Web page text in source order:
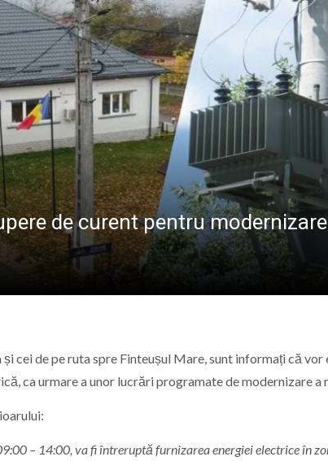
la Baia Mare, la 570 de ani de la moartea lui
se vor desfășura în perioada 14–16 august
„Laurențiu Ulici” din Sighet găzduiește o
Baia Mare, gazda unui eveniment
ALE POMPIERILOR
de curent pentru
cei de pe ruta spre Finteușul Mare, sunt informați că vor
ca urmare a unor lucrări programate de modernizare a
– 14:00, va fi întreruptă furnizarea energiei electrice în